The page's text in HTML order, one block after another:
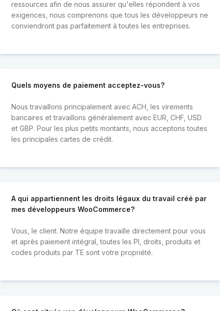
ressources afin de nous assurer qu'elles répondent à vos
exigences, nous comprenons que tous les développeurs ne
conviendront pas parfaitement à toutes les entreprises.
Quels moyens de paiement acceptez-vous?
Nous travaillons principalement avec ACH, les virements
bancaires et travaillons généralement avec EUR, CHF, USD
et GBP. Pour les plus petits montants, nous acceptons toutes
les principales cartes de crédit.
A qui appartiennent les droits légaux du travail créé par
mes développeurs WooCommerce?
Vous, le client. Notre équipe travaille directement pour vous
et après paiement intégral, toutes les PI, droits, produits et
codes produits par TE sont votre propriété.